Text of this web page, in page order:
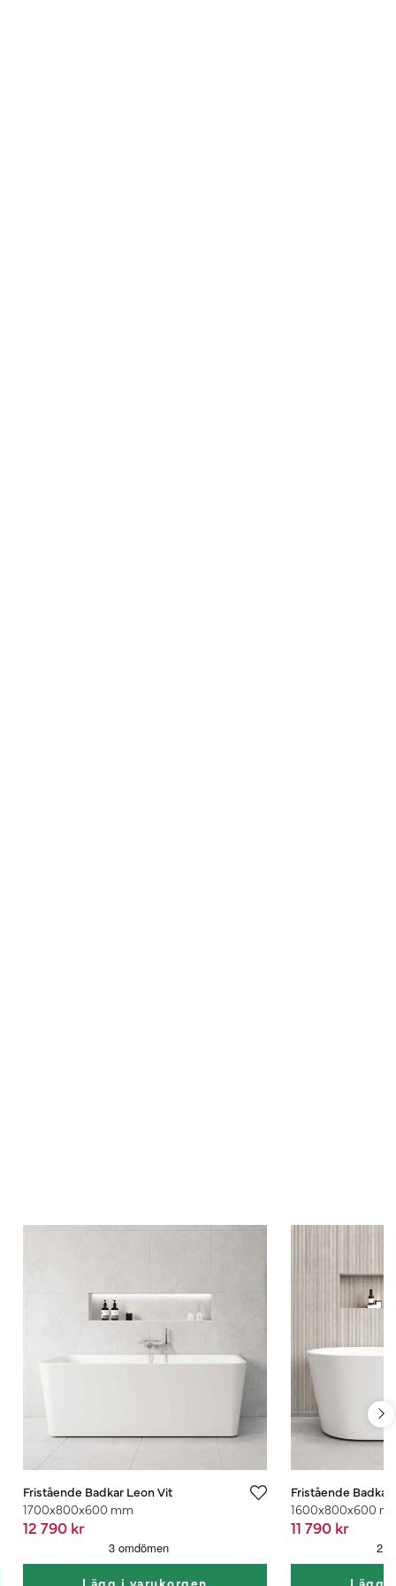
Fristående Badkar Leon Vit
1700x800x600 mm
12 790 kr
Lägg i varukorgen
Fristående Badkar
1600x800x600
11 790 kr
Lägg